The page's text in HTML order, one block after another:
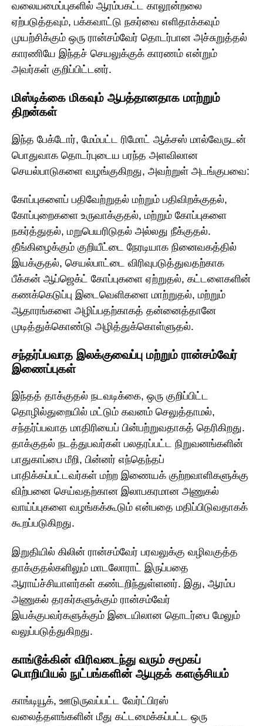
வலையமைப்புகளில் ஆரம்பகட்ட காலூன்றலை
ஏற்படுத்தவும், பக்கவாட்டு நகர்வை எளிதாக்கவும்
முயற்சிக்கும் ஒரு ரான்சம்வேர் தொடர்பான அச்சுறுத்தல்
காரணியே இந்தச் செயலுக்குக் காரணம் என்றும்
அவர்கள் குறிப்பிட்டனர்.
மிஸ்டிக்கை மிகவும் ஆபத்தானதாக மாற்றும்
திறன்கள்
இந்த பேக்டோர், மேம்பட்ட ரிமோட் ஆக்சஸ் மால்வேருடன்
பொதுவாக தொடர்புடைய பரந்த அளவிலான
செயல்பாடுகளை வழங்குகிறது, அவற்றுள் அடங்குபவை:
கோப்புகளைப் பதிவேற்றுதல் மற்றும் பதிவிறக்குதல்,
கோப்புறைகளை உருவாக்குதல், மற்றும் கோப்புகளை
நகர்த்துதல், மறுபெயரிடுதல் அல்லது நீக்குதல்.
தீங்கிழைக்கும் குறியீட்டை நேரடியாக நினைவகத்தில்
இயக்குதல், செயல்பாட்டை விரிவுபடுத்துவதற்காக
பீக்கன் ஆப்ஜெக்ட் கோப்புகளை ஏற்றுதல், கட்டளைகளின்
கணக்கெடுப்பு இடைவெளிகளை மாற்றுதல், மற்றும்
ஆதாரங்களை அழிப்பதற்காகத் தன்னைத்தானே
முடித்துக்கொண்டு அழித்துக்கொள்ளுதல்.
சந்தர்ப்பவாத இலக்குவைப்பு மற்றும் ரான்சம்வேர்
இணைப்புகள்
இந்தத் தாக்குதல் நடவடிக்கை, ஒரு குறிப்பிட்ட
தொழில்துறையில் மட்டும் கவனம் செலுத்தாமல்,
சந்தர்ப்பவாத மாதிரியைப் பின்பற்றுவதாகத் தெரிகிறது.
தாக்குதல் நடத்துபவர்கள் பலதரப்பட்ட நிறுவனங்களின்
பாதுகாப்பை மீறி, பின்னர் எந்தெந்தப்
பாதிக்கப்பட்டவர்கள் மற்ற இணையக் குற்றவாளிகளுக்கு
விற்பனை செய்வதற்கான இலாபகரமான அணுகல்
வாய்ப்புகளை வழங்கக்கூடும் என்பதை மதிப்பிடுவதாகக்
கூறப்படுகிறது.
இறுதியில் கிலின் ரான்சம்வேர் பரவலுக்கு வழிவகுத்த
தாக்குதல்களிலும் மாடலோராட் இருப்பதை
ஆராய்ச்சியாளர்கள் கண்டறிந்துள்ளனர். இது, ஆரம்ப
அணுகல் தரகர்களுக்கும் ரான்சம்வேர்
இயக்குபவர்களுக்கும் இடையிலான தொடர்பை மேலும்
வலுப்படுத்துகிறது.
காங்டூக்கின் விரிவடைந்து வரும் சமூகப்
பொறியியல் நுட்பங்களின் ஆயுதக் களஞ்சியம்
காங்டியூக், ஊடுருவப்பட்ட வேர்ட்பிரஸ்
வலைத்தளங்களின் மீது கட்டமைக்கப்பட்ட ஒரு